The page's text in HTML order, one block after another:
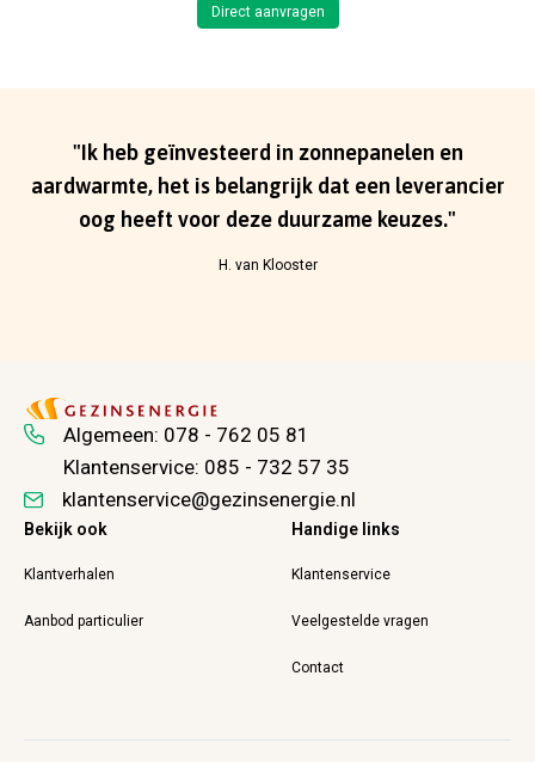
Direct aanvragen
"Ik heb geïnvesteerd in zonnepanelen en
aardwarmte, het is belangrijk dat een leverancier
oog heeft voor deze duurzame keuzes."
H. van Klooster
Algemeen: 078 - 762 05 81
Klantenservice: 085 - 732 57 35
klantenservice@gezinsenergie.nl
Bekijk ook
Klantverhalen
Aanbod particulier
Handige links
Klantenservice
Veelgestelde vragen
Contact